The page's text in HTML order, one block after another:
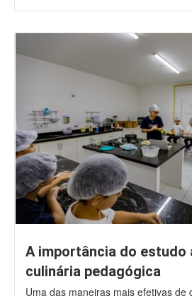
A importância do estudo
culinária pedagógica
Uma das maneiras mais efetivas de